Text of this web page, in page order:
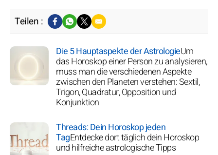
Teilen :
Die 5 Hauptaspekte der AstrologieUm
das Horoskop einer Person zu analysieren,
muss man die verschiedenen Aspekte
zwischen den Planeten verstehen: Sextil,
Trigon, Quadratur, Opposition und
Konjunktion
Threads: Dein Horoskop jeden
TagEntdecke dort täglich dein Horoskop
und hilfreiche astrologische Tipps